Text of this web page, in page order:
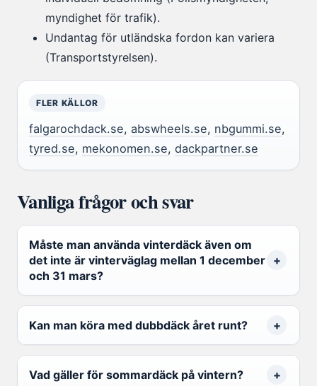
myndighet för trafik).
Undantag för utländska fordon kan variera
(Transportstyrelsen).
FLER KÄLLOR
falgarochdack.se, abswheels.se, nbgummi.se,
tyred.se, mekonomen.se, dackpartner.se
Vanliga frågor och svar
Måste man använda vinterdäck även om
det inte är vinterväglag mellan 1 december
och 31 mars?
Kan man köra med dubbdäck året runt?
Vad gäller för sommardäck på vintern?